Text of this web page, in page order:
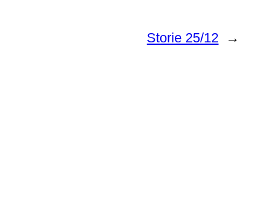
Storie 25/12 →